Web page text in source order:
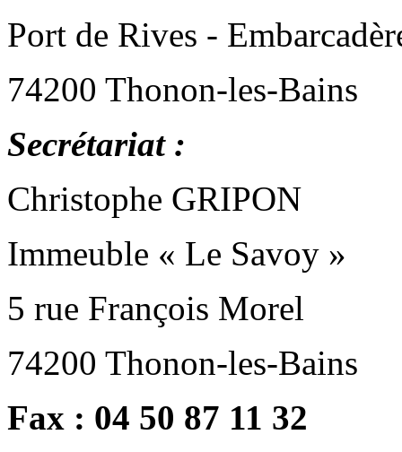
Port de Rives -
74200 Thonon-les-Bains
Secrétariat :
Christophe GRIPON
Immeuble « Le Savoy »
5 rue François Morel
74200 Thonon-les-Bains
Fax : 04 50 87 11 32